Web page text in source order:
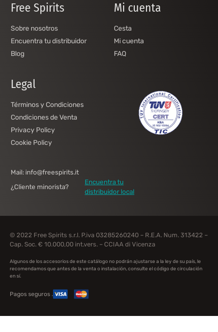
Free Spirits
Sobre nosotros
Encuentra tu distribuidor
Blog
Mi cuenta
Cesta
Mi cuenta
FAQ
Legal
Términos y Condiciones
Condiciones de Venta
Privacy Policy
Cookie Policy
Mail: info@freespirits.it
¿Cliente minorista?
Encuentra tu
distribuidor local
© 2022 Free Spirits s.r.l. P.iva 03285260240 – R.E.A. Num. 313422 –
Cap. Soc. € 10.000,00 int.vers. – CCIAA di Vicenza
Algunos de los accesorios de este catálogo no podrán ajustarse a la ley de su país, le
recomendamos que antes de la venta o instalación, consulte el código de circulación
en sí.
Pagos seguros .